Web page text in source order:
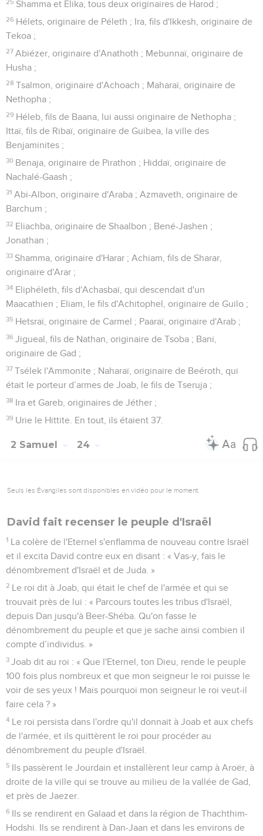
25 Shamma et Elika, tous deux originaires de Harod ;
26 Hélets, originaire de Péleth ; Ira, fils d'Ikkesh, originaire de
Tekoa ;
27 Abiézer, originaire d'Anathoth ; Mebunnaï, originaire de
Husha ;
28 Tsalmon, originaire d'Achoach ; Maharaï, originaire de
Nethopha ;
29 Héleb, fils de Baana, lui aussi originaire de Nethopha ;
Ittaï, fils de Ribaï, originaire de Guibea, la ville des
Benjaminites ;
30 Benaja, originaire de Pirathon ; Hiddaï, originaire de
Nachalé-Gaash ;
31 Abi-Albon, originaire d'Araba ; Azmaveth, originaire de
Barchum ;
32 Eliachba, originaire de Shaalbon ; Bené-Jashen ;
Jonathan ;
33 Shamma, originaire d'Harar ; Achiam, fils de Sharar,
originaire d'Arar ;
34 Eliphéleth, fils d'Achasbaï, qui descendait d'un
Maacathien ; Eliam, le fils d'Achitophel, originaire de Guilo ;
35 Hetsraï, originaire de Carmel ; Paaraï, originaire d'Arab ;
36 Jigueal, fils de Nathan, originaire de Tsoba ; Bani,
originaire de Gad ;
37 Tsélek l'Ammonite ; Naharaï, originaire de Beéroth, qui
était le porteur d’armes de Joab, le fils de Tseruja ;
38 Ira et Gareb, originaires de Jéther ;
39 Urie le Hittite. En tout, ils étaient 37.
2 Samuel 24
Seuls les Évangiles sont disponibles en vidéo pour le moment.
David fait recenser le peuple d'Israël
1 La colère de l'Eternel s'enflamma de nouveau contre Israël
et il excita David contre eux en disant : « Vas-y, fais le
dénombrement d'Israël et de Juda. »
2 Le roi dit à Joab, qui était le chef de l'armée et qui se
trouvait près de lui : « Parcours toutes les tribus d'Israël,
depuis Dan jusqu'à Beer-Shéba. Qu'on fasse le
dénombrement du peuple et que je sache ainsi combien il
compte d’individus. »
3 Joab dit au roi : « Que l'Eternel, ton Dieu, rende le peuple
100 fois plus nombreux et que mon seigneur le roi puisse le
voir de ses yeux ! Mais pourquoi mon seigneur le roi veut-il
faire cela ? »
4 Le roi persista dans l'ordre qu'il donnait à Joab et aux chefs
de l'armée, et ils quittèrent le roi pour procéder au
dénombrement du peuple d'Israël.
5 Ils passèrent le Jourdain et installèrent leur camp à Aroër, à
droite de la ville qui se trouve au milieu de la vallée de Gad,
et près de Jaezer.
6 Ils se rendirent en Galaad et dans la région de Thachthim-
Hodshi. Ils se rendirent à Dan-Jaan et dans les environs de